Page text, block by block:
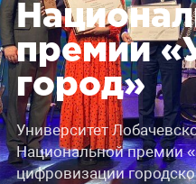
премии
город»
Университет
Национальной премии
цифровизации